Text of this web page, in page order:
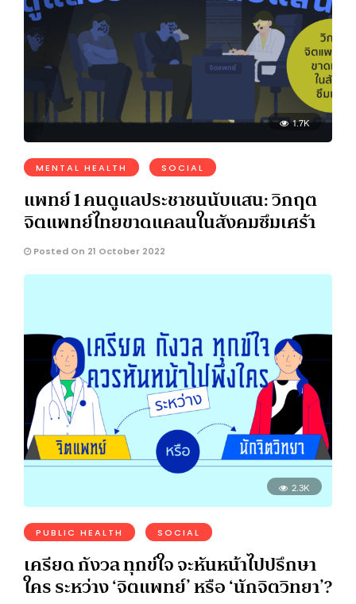
1.7K
MENTAL HEALTH SOCIAL
แพทย์ 1 คนดูแลประชาชนนับแสน: วิกฤต
จิตแพทย์ไทยขาดแคลนในสังคมซึมเศร้า
Posted On 21 October 2022
2.3K
PUBLIC HEALTH SOCIAL
เครียด กังวล ทุกข์ใจ จะหันหน้าไปปรึกษา
ใคร ระหว่าง ‘จิตแพทย์’ หรือ ‘นักจิตวิทยา’?